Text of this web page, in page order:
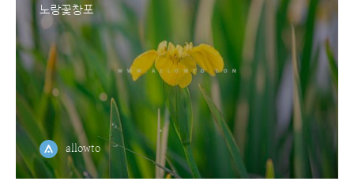
노랑꽃창포
allowto